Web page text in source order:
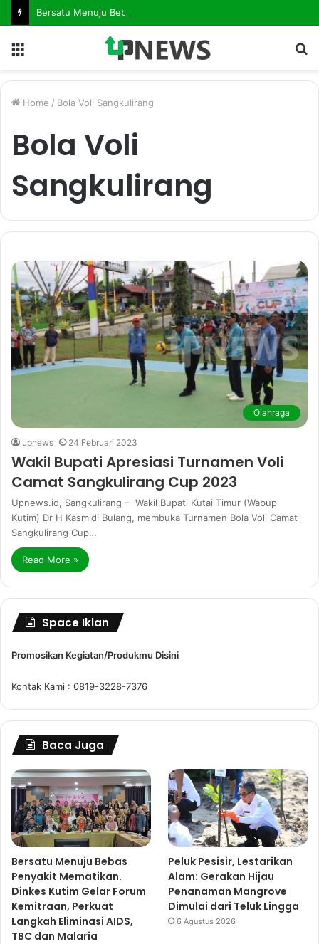
Home / Bola Voli Sangkulirang
Bola Voli
Sangkulirang
Olahraga
upnews 24 Februari 2023
Wakil Bupati Apresiasi Turnamen Voli
Camat Sangkulirang Cup 2023
Upnews.id, Sangkulirang – Wakil Bupati Kutai Timur (Wabup
Kutim) Dr H Kasmidi Bulang, membuka Turnamen Bola Voli Camat
Sangkulirang Cup…
Read More »
Space Iklan
Promosikan Kegiatan/Produkmu Disini
Kontak Kami : 0819-3228-7376
Baca Juga
Bersatu Menuju Bebas
Penyakit Mematikan.
Dinkes Kutim Gelar Forum
Kemitraan, Perkuat
Langkah Eliminasi AIDS,
TBC dan Malaria
Peluk Pesisir, Lestarikan
Alam: Gerakan Hijau
Penanaman Mangrove
Dimulai dari Teluk Lingga
6 Agustus 2026